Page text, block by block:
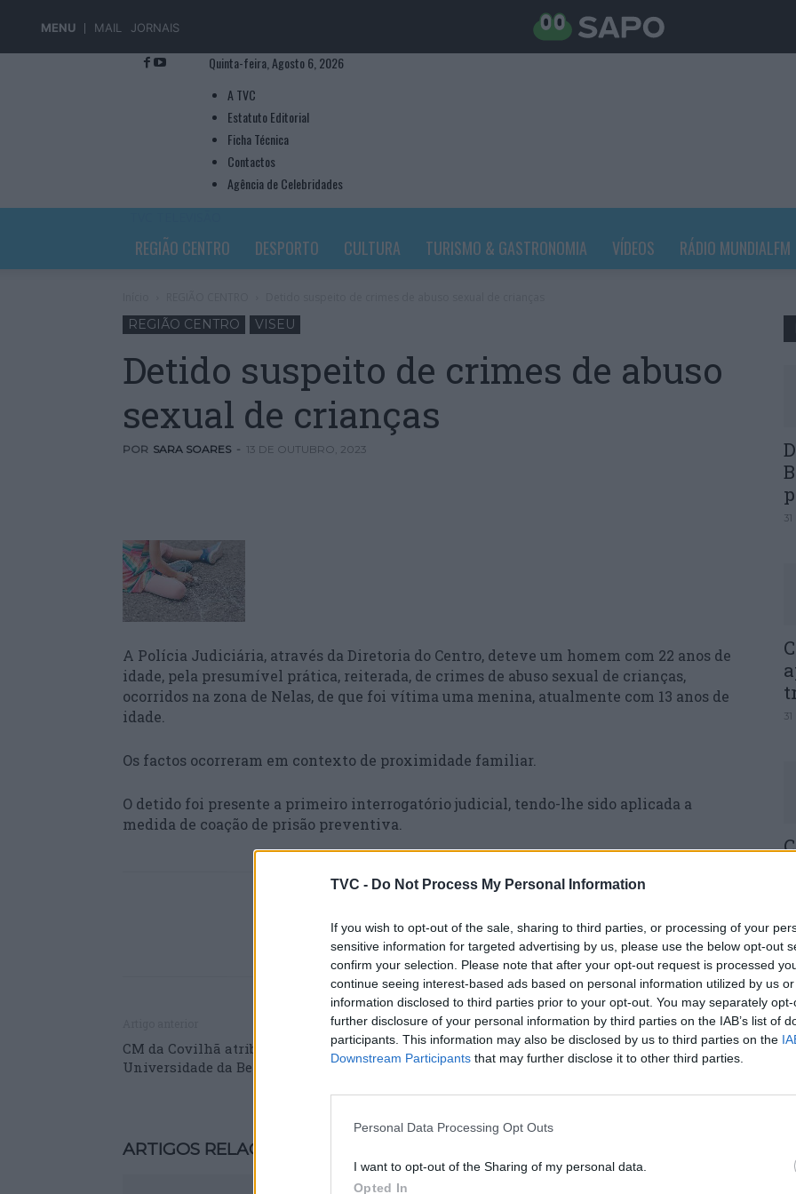
TVC - Do Not Process My Personal Information
If you wish to opt-out of the sale, sharing to third parties, or processing of your
sensitive information for targeted advertising by us, please use the below opt-out
confirm your selection. Please note that after your opt-out request is processed
continue seeing interest-based ads based on personal information utilized by us
information disclosed to third parties prior to your opt-out. You may separately
further disclosure of your personal information by third parties on the IAB’s list of
participants. This information may also be disclosed by us to third parties on the
Downstream Participants that may further disclose it to other third parties.
Personal Data Processing Opt Outs
I want to opt-out of the Sharing of my personal data.
Opted In
MENU MAIL JORNAIS
Quinta-feira, Agosto 6, 2026
A TVC
Estatuto Editorial
Ficha Técnica
Contactos
Agência de Celebridades
REGIÃO CENTRO DESPORTO CULTURA TURISMO & GASTRONOMIA VÍDEOS RÁDIO MUNDIALFM
REGIÃO CENTRO VISEU
Detido suspeito de crimes de abuso
sexual de crianças
POR SARA SOARES - 13 DE OUTUBRO, 2023
A Polícia Judiciária, através da Diretoria do Centro, deteve um homem com 22 anos de
idade, pela presumível prática, reiterada, de crimes de abuso sexual de crianças,
ocorridos na zona de Nelas, de que foi vítima uma menina, atualmente com 13 anos de
idade.
Os factos ocorreram em contexto de proximidade familiar.
O detido foi presente a primeiro interrogatório judicial, tendo-lhe sido aplicada a
medida de coação de prisão preventiva.
CM da Covilhã atribui chave da cidade à
Universidade da Beira Interior
Próximo artigo
Nove mortos em acidentes nas estradas
entre sexta-feira e domingo
ARTIGOS RELACIONADOS